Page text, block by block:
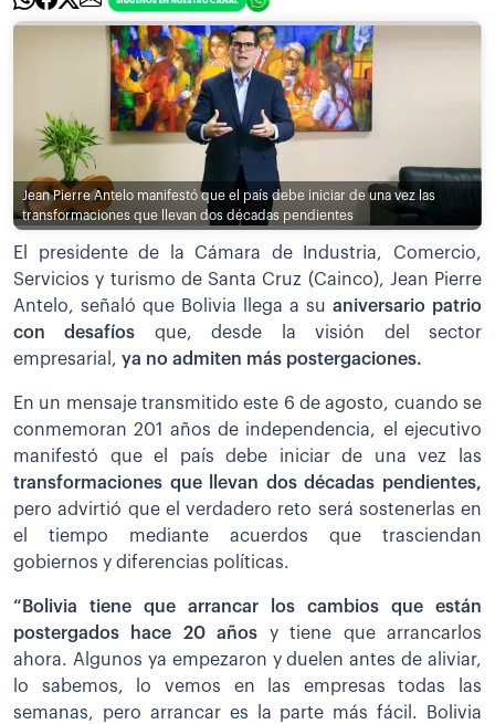
Jean Pierre Antelo manifestó que el país debe iniciar de una vez las
transformaciones que llevan dos décadas pendientes
El presidente de la Cámara de Industria, Comercio,
Servicios y turismo de Santa Cruz (Cainco), Jean Pierre
Antelo, señaló que Bolivia llega a su aniversario patrio
con desafíos que, desde la visión del sector
empresarial, ya no admiten más postergaciones.
En un mensaje transmitido este 6 de agosto, cuando se
conmemoran 201 años de independencia, el ejecutivo
manifestó que el país debe iniciar de una vez las
transformaciones que llevan dos décadas pendientes,
pero advirtió que el verdadero reto será sostenerlas en
el tiempo mediante acuerdos que trasciendan
gobiernos y diferencias políticas.
“Bolivia tiene que arrancar los cambios que están
postergados hace 20 años y tiene que arrancarlos
ahora. Algunos ya empezaron y duelen antes de aliviar,
lo sabemos, lo vemos en las empresas todas las
semanas, pero arrancar es la parte más fácil. Bolivia